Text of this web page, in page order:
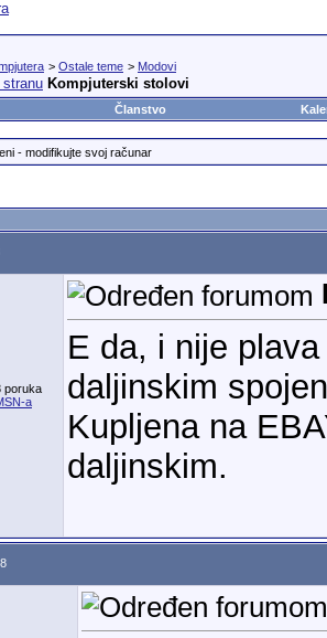
> Ostale teme > Modovi
Kompjuterski stolovi
Članstvo
- modifikujte svoj računar
poruka
E da, i nije
daljinskim
Kupljena na
daljinskim.